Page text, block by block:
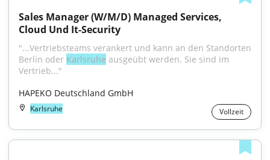
Sales Manager (W/M/D) Managed Services,
Cloud Und It-Security
"...Vertriebsteams verankert und kann an den Standorten
Berlin oder Karlsruhe ausgeübt werden. Sie sind im
Vertrieb..."
HAPEKO Deutschland GmbH
Karlsruhe Vollzeit